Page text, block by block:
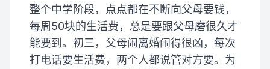
整个中学阶段，点点都在不断向父母要钱，
每周50块的生活费，总是要跟父母磨很久才
能要到。初三，父母闹离婚闹得很凶，每次
打电话要生活费，两个人都说管对方要。为